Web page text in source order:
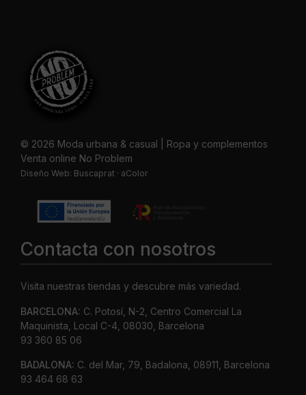
© 2026 Moda urbana & casual | Ropa y complementos
Venta online No Problem
Diseño Web: Buscaprat · aColor
Contacta con nosotros
Visita nuestras tiendas y descubre más variedad.
BARCELONA: C. Potosí, N-2, Centro Comercial La
Maquinista, Local C-4, 08030, Barcelona
93 360 85 06
BADALONA: C. del Mar, 79, Badalona, 08911, Barcelona
93 464 68 63